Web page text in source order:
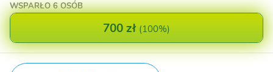
WSPARŁO6 OSÓB
700 zł (100%)